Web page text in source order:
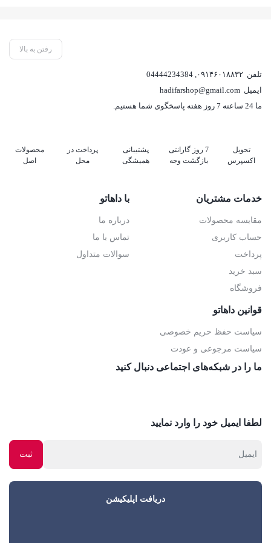
رفتن به بالا
تلفن ۰۹۱۴۶۰۱۸۸۳۲,
04444234384
ایمیل hadifarshop@gmail.com
ما 24 ساعته 7 روز هفته پاسخگوی شما هستیم.
تحویل
اکسپرس
7 روز گارانتی
بازگشت وجه
پشتیبانی
همیشگی
پرداخت در
محل
محصولات
اصل
خدمات مشتریان
مقایسه محصولات
حساب کاربری
پرداخت
سبد خرید
فروشگاه
با داهاتو
درباره ما
تماس با ما
سوالات متداول
قوانین داهاتو
سیاست حفظ حریم خصوصی
سیاست مرجوعی و عودت
ما را در شبکه‌های اجتماعی دنبال کنید
لطفا ایمیل خود را وارد نمایید
دریافت اپلیکیشن